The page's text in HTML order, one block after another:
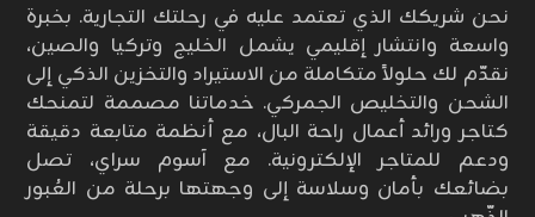
نحن شريكك الذي تعتمد عليه في رحلتك التجارية. بخبرة
واسعة وانتشار إقليمي يشمل الخليج وتركيا والصين،
نقدّم لك حلولاً متكاملة من الاستيراد والتخزين الذكي إلى
الشحن والتخليص الجمركي. خدماتنا مصممة لتمنحك
كتاجر ورائد أعمال راحة البال، مع أنظمة متابعة دقيقة
ودعم للمتاجر الإلكترونية. مع آسوم سراي، تصل
بضائعك بأمان وسلاسة إلى وجهتها برحلة من العُبور